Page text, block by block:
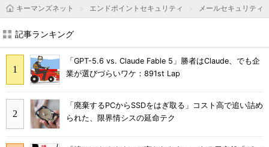
キーマンズネット
エンドポイントセキュリティ メールセキュリティ
記事ランキング
「GPT-5.6 vs. Claude Fable 5」勝者はClaude、でも企
業が選びづらいワケ：891st Lap
「廃棄するPCからSSDをはぎ取る」コスト高で追い詰め
られた、限界情シスの延命テク